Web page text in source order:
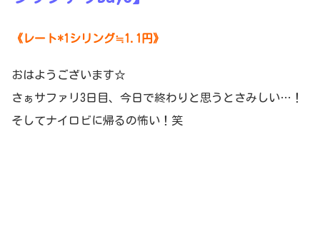
《レート*1シリング≒1.1円》
おはようございます☆
さぁサファリ3日目、今日で終わりと思うとさみしい…！
そしてナイロビに帰るの怖い！笑